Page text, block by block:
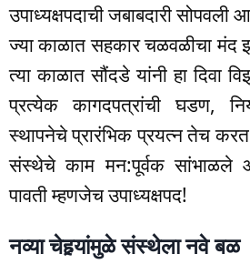
उपाध्यक्षपदाची जबाबदारी सोपवली
ज्या काळात सहकार चळवळीचा मंद
त्या काळात सौंदडे यांनी हा दिवा
प्रत्येक कागदपत्रांची घडण,
स्थापनेचे प्रारंभिक प्रयत्न तेच
संस्थेचे काम मन:पूर्वक
पावती म्हणजेच उपाध्यक्षपद!
नव्या चेहर्‍यांमुळे संस्थेला नवे बळ